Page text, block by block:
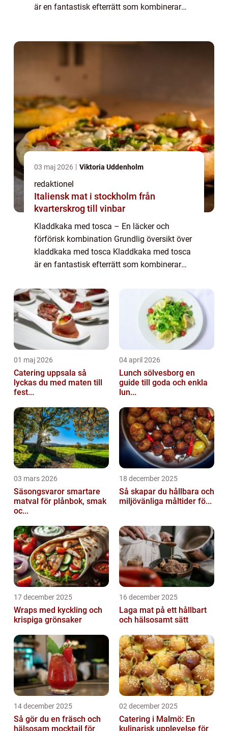
är en fantastisk efterrätt som kombinerar
03 maj 2026 Viktoria Uddenholm
redaktionel
Italiensk mat i stockholm från
kvarterskrog till vinbar
Kladdkaka med tosca – En läcker och
förförisk kombination Grundlig översikt över
kladdkaka med tosca Kladdkaka med tosca
är en fantastisk efterrätt som kombinerar
karamelliserade toscan. Kakan har blivit en
favo...
01 maj 2026
Catering uppsala så
lyckas du med maten till
fest...
04 april 2026
Lunch sölvesborg en
guide till goda och enkla
lun...
03 mars 2026
Säsongsvaror smartare
matval för plånbok, smak
oc...
18 december 2025
Så skapar du hållbara och
miljövänliga måltider fö...
17 december 2025
Wraps med kyckling och
krispiga grönsaker
16 december 2025
Laga mat på ett hållbart
och hälsosamt sätt
14 december 2025
Så gör du en fräsch och
hälsosam mocktail för
02 december 2025
Catering i Malmö: En
kulinarisk upplevelse för